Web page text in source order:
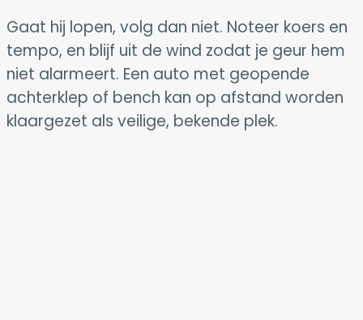
Gaat hij lopen, volg dan niet. Noteer koers en
tempo, en blijf uit de wind zodat je geur hem
niet alarmeert. Een auto met geopende
achterklep of bench kan op afstand worden
klaargezet als veilige, bekende plek.